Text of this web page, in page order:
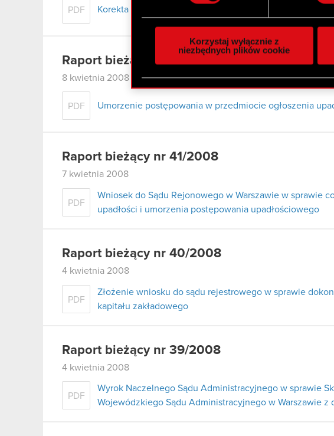
Wykorzystujemy pliki cookie do
społecznościowym, reklamowym i
otrzymanymi od Ciebie lub uzyskanymi
zgadasz się na używanie plików cookie.
Korzystaj wyłącznie z
niezbędnych plików cookie
PDF Korekta
Raport bieżący nr 42/2008
8 kwietnia 2008
PDF Umorzenie postępowania w przedmiocie ogłoszenia
Raport bieżący nr 41/2008
7 kwietnia 2008
PDF
Wniosek do Sądu Rejonowego w Warszawie w sprawie
upadłości i umorzenia postępowania upadłościowego
Raport bieżący nr 40/2008
4 kwietnia 2008
PDF
Złożenie wniosku do sądu rejestrowego w sprawie
kapitału zakładowego
Raport bieżący nr 39/2008
4 kwietnia 2008
PDF
Wyrok Naczelnego Sądu Administracyjnego w sprawie
Wojewódzkiego Sądu Administracyjnego w Warszawie z